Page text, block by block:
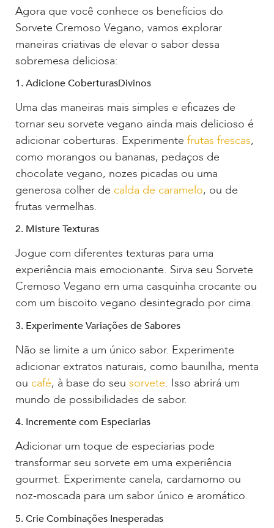
Agora que você conhece os benefícios do
Sorvete Cremoso Vegano, vamos explorar
maneiras criativas de elevar o sabor dessa
sobremesa deliciosa:
1. Adicione CoberturasDivinos
Uma das maneiras mais simples e eficazes de
tornar seu sorvete vegano ainda mais delicioso é
adicionar coberturas. Experimente frutas frescas,
como morangos ou bananas, pedaços de
chocolate vegano, nozes picadas ou uma
generosa colher de calda de caramelo, ou de
frutas vermelhas.
2. Misture Texturas
Jogue com diferentes texturas para uma
experiência mais emocionante. Sirva seu Sorvete
Cremoso Vegano em uma casquinha crocante ou
com um biscoito vegano desintegrado por cima.
3. Experimente Variações de Sabores
Não se limite a um único sabor. Experimente
adicionar extratos naturais, como baunilha, menta
ou café, à base do seu sorvete. Isso abrirá um
mundo de possibilidades de sabor.
4. Incremente com Especiarias
Adicionar um toque de especiarias pode
transformar seu sorvete em uma experiência
gourmet. Experimente canela, cardamomo ou
noz-moscada para um sabor único e aromático.
5. Crie Combinações Inesperadas